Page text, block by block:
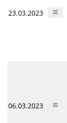
23.03.2023
06.03.2023